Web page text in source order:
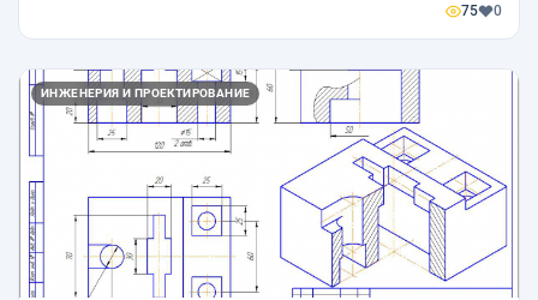
75 0
ИНЖЕНЕРИЯ И ПРОЕКТИРОВАНИЕ